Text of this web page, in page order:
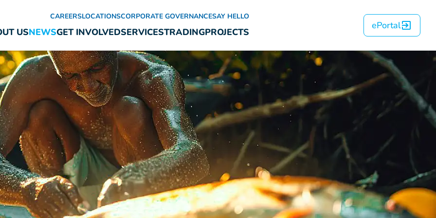
CAREERSLOCATIONSCORPORATE GOVERNANCESAY HELLO
USNEWSGET INVOLVEDSERVICESTRADINGPROJECTS
ePortal